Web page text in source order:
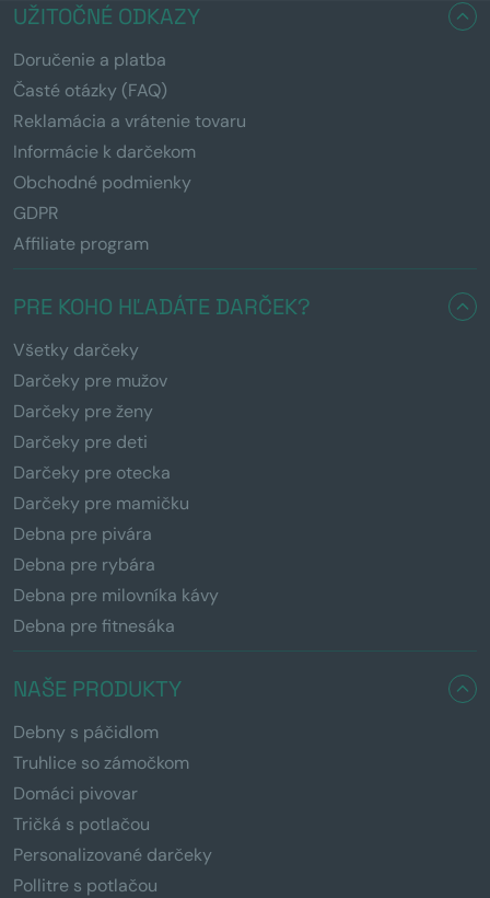
UŽITOČNÉ ODKAZY
Doručenie a platba
Časté otázky (FAQ)
Reklamácia a vrátenie tovaru
Informácie k darčekom
Obchodné podmienky
GDPR
Affiliate program
PRE KOHO HĽADÁTE DARČEK?
Všetky darčeky
Darčeky pre mužov
Darčeky pre ženy
Darčeky pre deti
Darčeky pre otecka
Darčeky pre mamičku
Debna pre pivára
Debna pre rybára
Debna pre milovníka kávy
Debna pre fitnesáka
NAŠE PRODUKTY
Debny s páčidlom
Truhlice so zámočkom
Domáci pivovar
Tričká s potlačou
Personalizované darčeky
Pollitre s potlačou